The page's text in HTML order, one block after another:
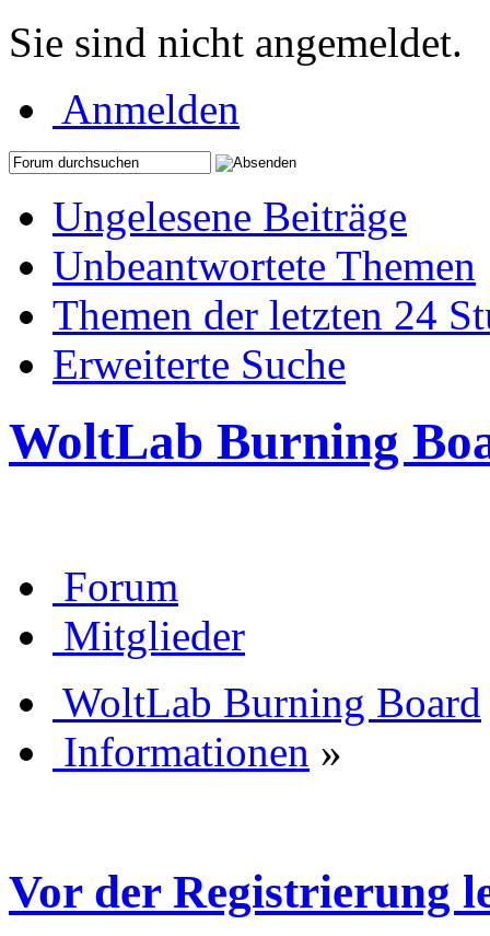
Sie sind nicht angemeldet.
Anmelden
Ungelesene Beiträge
Unbeantwortete Themen
Themen der letzten 24
Erweiterte Suche
WoltLab Burning
Forum
Mitglieder
WoltLab Burning Board
Informationen »
Vor der Registrierung